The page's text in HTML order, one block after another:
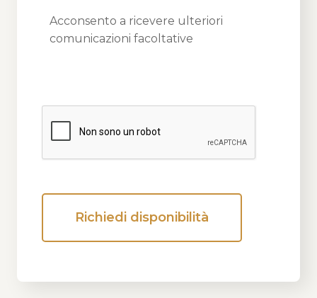
Acconsento a ricevere ulteriori
comunicazioni facoltative
Richiedi disponibilità